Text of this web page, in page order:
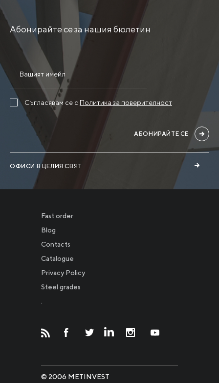
Абонирайте се за нашия бюлетин
ОФИСИ В ЦЕЛИЯ СВЯТ
Съгласявам се с Политика за поверителност
АБОНИРАЙТЕ СЕ
Fast order
Blog
Contacts
Catalogue
Privacy Policy
Steel grades
.
Новости
Инвесторам
© 2006 METINVEST